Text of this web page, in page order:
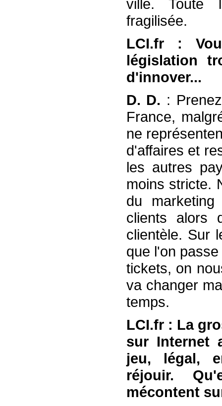
ville. Toute
fragilisée.
LCI.fr :
législation
d'innover...
D. D. :
France,
ne
d'affaires et
les autres
moins stricte.
du
clients alors
clientèle. Sur
que l'on
tickets, on
va changer
temps.
LCI.fr : La
sur Internet
jeu, légal,
réjouir.
mécontent